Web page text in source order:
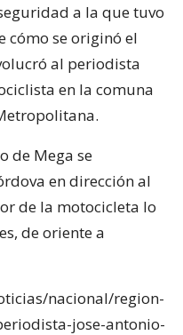
a la que tuvo
cómo se originó el
al periodista
en la comuna
de Mega se
en dirección al
de la motocicleta lo
de oriente a
nacional/region-
jose-antonio-